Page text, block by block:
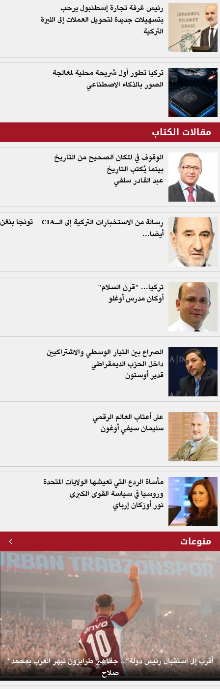
رئيس غرفة تجارة إسطنبول يرحب
بتسهيلات جديدة لتحويل العملات إلى الليرة
التركية
تركيا تطور أول شريحة محلية لمعالجة
الصور بالذكاء الاصطناعي
مقالات الكتاب
الوقوف في المكان الصحيح من التاريخ
بينما يُكتب التاريخ
عبد القادر سلفي
رسالة من الاستخبارات التركية إلى الـCIA
أيضا...
تونجا بنغن
تركيا... "قرن السلام"
أوكان مدرس أوغلو
الصراع بين التيار الوسطي والاشتراكيين
داخل الحزب الديمقراطي
قدير أوستون
على أعتاب العالم الرقمي
سليمان سيفي أوغون
مأساة الردع التي تعيشها الولايات المتحدة
وروسيا في سياسة القوى الكبرى
نور أوزكان إرباي
منوعات
"أقرب إلى استقبال رئيس دولة”.. جماهير طرابزون تبهر العرب بمحمد
صلاح